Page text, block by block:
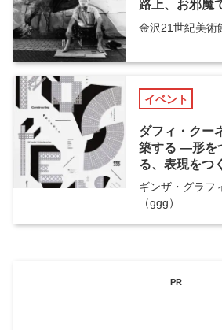
路上、お邪魔
金沢21世紀美術
イベント
ダフィ・クー
築する ―形を
る、表現をつ
ギンザ・グラフ
（ggg）
PR